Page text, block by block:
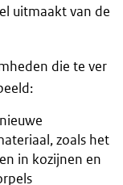
uitmaakt van de
die te ver
zoals het
in kozijnen en